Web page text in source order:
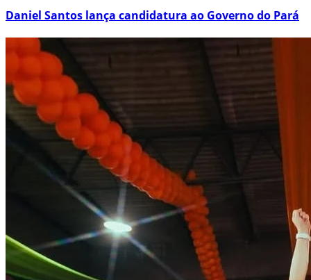
Daniel Santos lança candidatura ao Governo do Pará